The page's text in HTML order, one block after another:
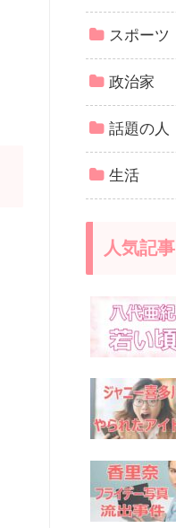
スポーツ
政治家
話題の人
生活
人気記事